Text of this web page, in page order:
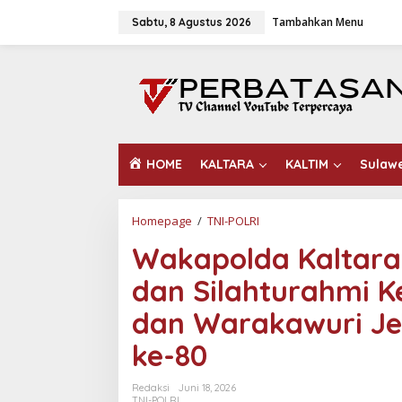
Sabtu, 8 Agustus 2026 Tambahkan Menu
HOME KALTARA KALTIM
Homepage / TNI-POLRI
k
a
p
o
l
d
Wakapolda
dan Silahturahmi
dan Warakawuri
ke-80
Redaksi
Juni 18, 2026